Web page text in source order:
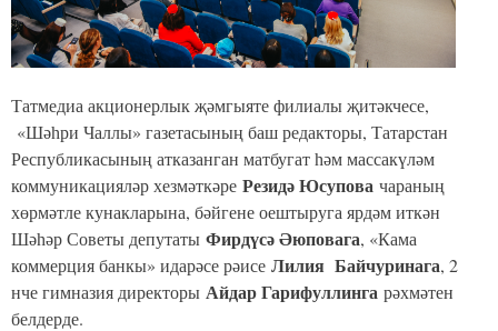
Татмедиа акционерлык җәмгыяте филиалы җитәкчесе,
«Шәһри Чаллы» газетасының баш редакторы, Татарстан
Республикасының атказанган матбугат һәм массакүләм
коммуникацияләр хезмәткәре Резидә Юсупова чараның
хөрмәтле кунакларына, бәйгене оештыруга ярдәм иткән
Шәһәр Советы депутаты Фирдүсә Әюповага, «Кама
коммерция банкы» идарәсе рәисе Лилия Байчуринага, 2
нче гимназия директоры Айдар Гарифуллинга рәхмәтен
белдерде.